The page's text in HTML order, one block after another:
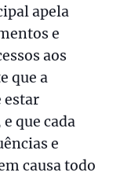
apela
e
aos
que a
estar
que cada
e
causa todo